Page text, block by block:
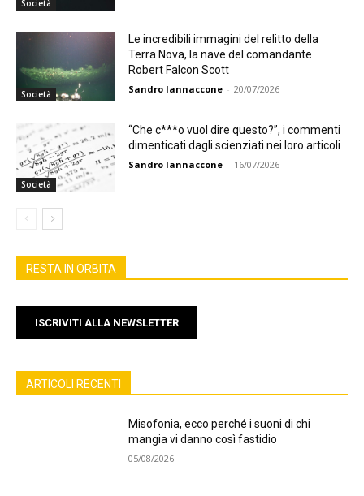
Società
Società
Le incredibili immagini del relitto della
Terra Nova, la nave del comandante
Robert Falcon Scott
Sandro Iannaccone - 20/07/2026
Società
“Che c***o vuol dire questo?”, i commenti
dimenticati dagli scienziati nei loro articoli
Sandro Iannaccone - 16/07/2026
RESTA IN ORBITA
ISCRIVITI ALLA NEWSLETTER
ARTICOLI RECENTI
Misofonia, ecco perché i suoni di chi
mangia vi danno così fastidio
05/08/2026